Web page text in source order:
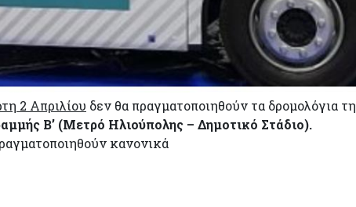
2 Απριλίου δεν θα πραγματοποιηθούν τα δρομολόγια
Β’ (Μετρό Ηλιούπολης – Δημοτικό Στάδιο).
κανονικά